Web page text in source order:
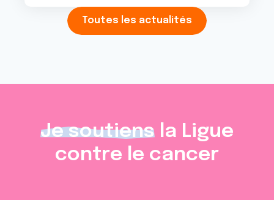
Toutes les actualités
Je soutiens la Ligue
contre le cancer